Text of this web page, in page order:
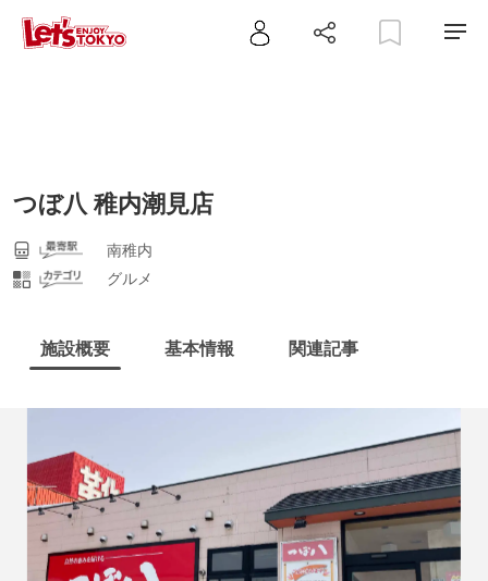
つぼ八 稚内潮見店
南稚内
グルメ
施設概要 基本情報 関連記事